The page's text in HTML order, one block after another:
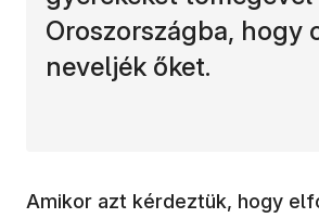
Oroszországba, hogy
neveljék őket.
Amikor azt kérdeztük, hogy